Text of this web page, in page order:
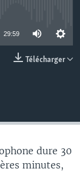
29:59
Télécharger
dure 30
minutes,